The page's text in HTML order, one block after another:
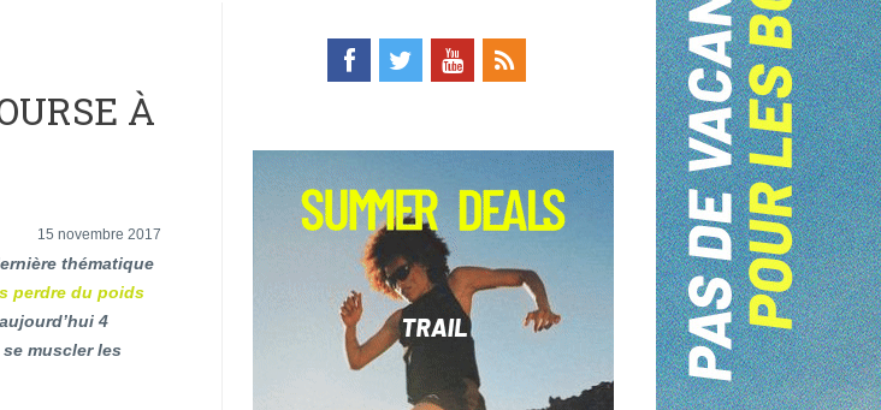
À
15 novembre 2017
thématique
perdre du poids
4
muscler les